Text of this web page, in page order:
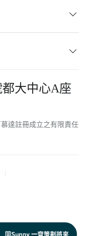
大中心A座
達註冊成立之有限責任